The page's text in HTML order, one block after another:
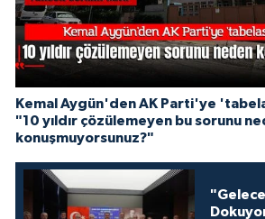
Kemal Aygün'den AK Parti'ye
"10 yıldır çözülemeyen bu sorunu
konuşmuyorsunuz?"